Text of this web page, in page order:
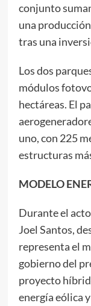
conjunto
una
tras una
Los dos
módulos
hectáreas. El
uno, con 225
estructuras
MODELO
Durante el
Joel Santos,
representa el
gobierno del
proyecto
energía eólica